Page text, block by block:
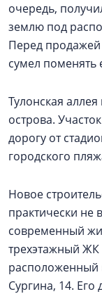
очередь,
землю под
Перед продажей
сумел поменять
Тулонская
острова.
дорогу от
городского
Новое
практически не
современный
трехэтажный ЖК
расположенный
Сургина, 14. Его